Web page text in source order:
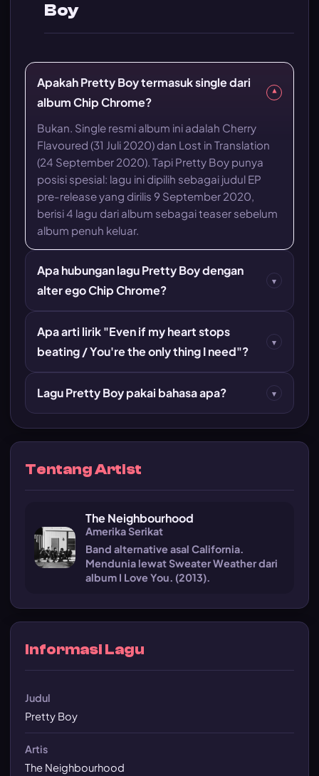
Boy
Apakah Pretty Boy termasuk single dari
album Chip Chrome?
▾
Bukan. Single resmi album ini adalah Cherry
Flavoured (31 Juli 2020) dan Lost in Translation
(24 September 2020). Tapi Pretty Boy punya
posisi spesial: lagu ini dipilih sebagai judul EP
pre-release yang dirilis 9 September 2020,
berisi 4 lagu dari album sebagai teaser sebelum
album penuh keluar.
Apa hubungan lagu Pretty Boy dengan
alter ego Chip Chrome?
▾
Apa arti lirik "Even if my heart stops
beating / You're the only thing I need"?
▾
Lagu Pretty Boy pakai bahasa apa? ▾
Tentang Artist
The Neighbourhood
Amerika Serikat
Band alternative asal California.
Mendunia lewat Sweater Weather dari
album I Love You. (2013).
Informasi Lagu
Judul
Pretty Boy
Artis
The Neighbourhood